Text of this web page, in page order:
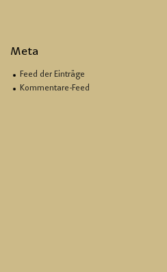
Meta
Feed der Einträge
Kommentare-Feed